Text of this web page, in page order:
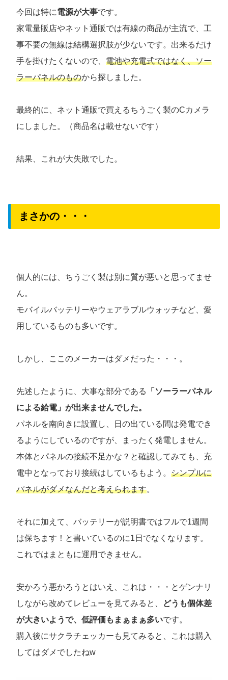
今回は特に電源が大事です。
家電量販店やネット通販では有線の商品が主流で、工
事不要の無線は結構選択肢が少ないです。出来るだけ
手を掛けたくないので、 電池や充電式ではなく、ソー
ラーパネルのものから探しました。
最終的に、ネット通販で買えるちうごく製のCカメラ
にしました。（商品名は載せないです）
結果、これが大失敗でした。
まさかの・・・
個人的には、ちうごく製は別に質が悪いと思ってませ
ん。
モバイルバッテリーやウェアラブルウォッチなど、愛
用しているものも多いです。
しかし、ここのメーカーはダメだった・・・。
先述したように、大事な部分である
「ソーラーパネル
による給電」が出来ませんでした。
パネルを南向きに設置し、日の出ている間は発電でき
るようにしているのですが、まったく発電しません。
本体とパネルの接続不足かな？と確認してみても、充
電中となっており接続はしているもよう。 シンプルに
パネルがダメなんだと考えられます。
それに加えて、バッテリーが説明書ではフルで1週間
は保ちます！と書いているのに1日でなくなります。
これではまともに運用できません。
安かろう悪かろうとはいえ、これは・・・とゲンナリ
しながら改めてレビューを見てみると、
どうも個体差
が大きいようで、低評価もまぁまぁ多いです。
購入後にサクラチェッカーも見てみると、これは購入
してはダメでしたねw